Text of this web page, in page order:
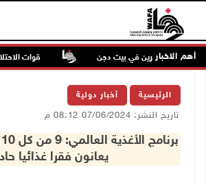
أهم الاخبار
للمستعمرين في بيت دجن قوات
الرئيسية أخبار دولية
تاريخ النشر: 07/06/2024 08:12 م
يعانون فقرا غذائيا